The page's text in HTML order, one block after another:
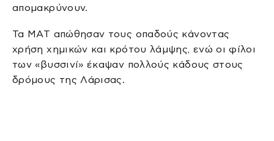
απομακρύνουν.
Τα ΜΑΤ απώθησαν τους οπαδούς κάνοντας
χρήση χημικών και κρότου λάμψης, ενώ οι φίλοι
των «βυσσινί» έκαψαν πολλούς κάδους στους
δρόμους της Λάρισας.